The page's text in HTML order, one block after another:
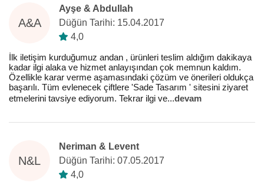
A&A
Ayşe & Abdullah
Düğün Tarihi: 15.04.2017
4,0
İlk iletişim kurduğumuz andan , ürünleri teslim aldığım dakikaya
kadar ilgi alaka ve hizmet anlayışından çok memnun kaldım.
Özellikle karar verme aşamasındaki çözüm ve önerileri oldukça
başarılı. Tüm evlenecek çiftlere 'Sade Tasarım ' sitesini ziyaret
etmelerini tavsiye ediyorum. Tekrar ilgi ve...devam
N&L
Neriman & Levent
Düğün Tarihi: 07.05.2017
4,0